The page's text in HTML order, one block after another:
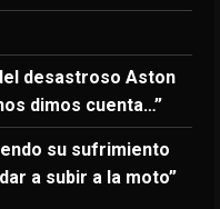
desastroso Aston
dimos cuenta…”
su sufrimiento
a subir a la moto”